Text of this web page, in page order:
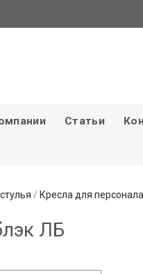
Статьи
/ Кресла для персонала
ЛБ